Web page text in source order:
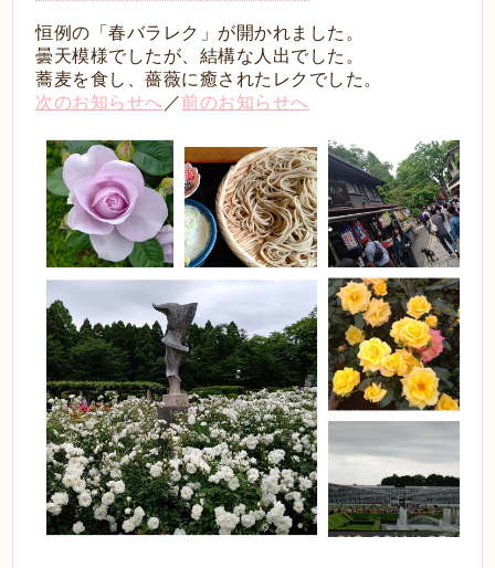
恒例の「春バラレク」が開かれました。
曇天模様でしたが、結構な人出でした。
蕎麦を食し、薔薇に癒されたレクでした。
次のお知らせへ ／前のお知らせへ